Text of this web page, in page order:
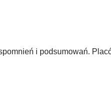
i podsumowań.